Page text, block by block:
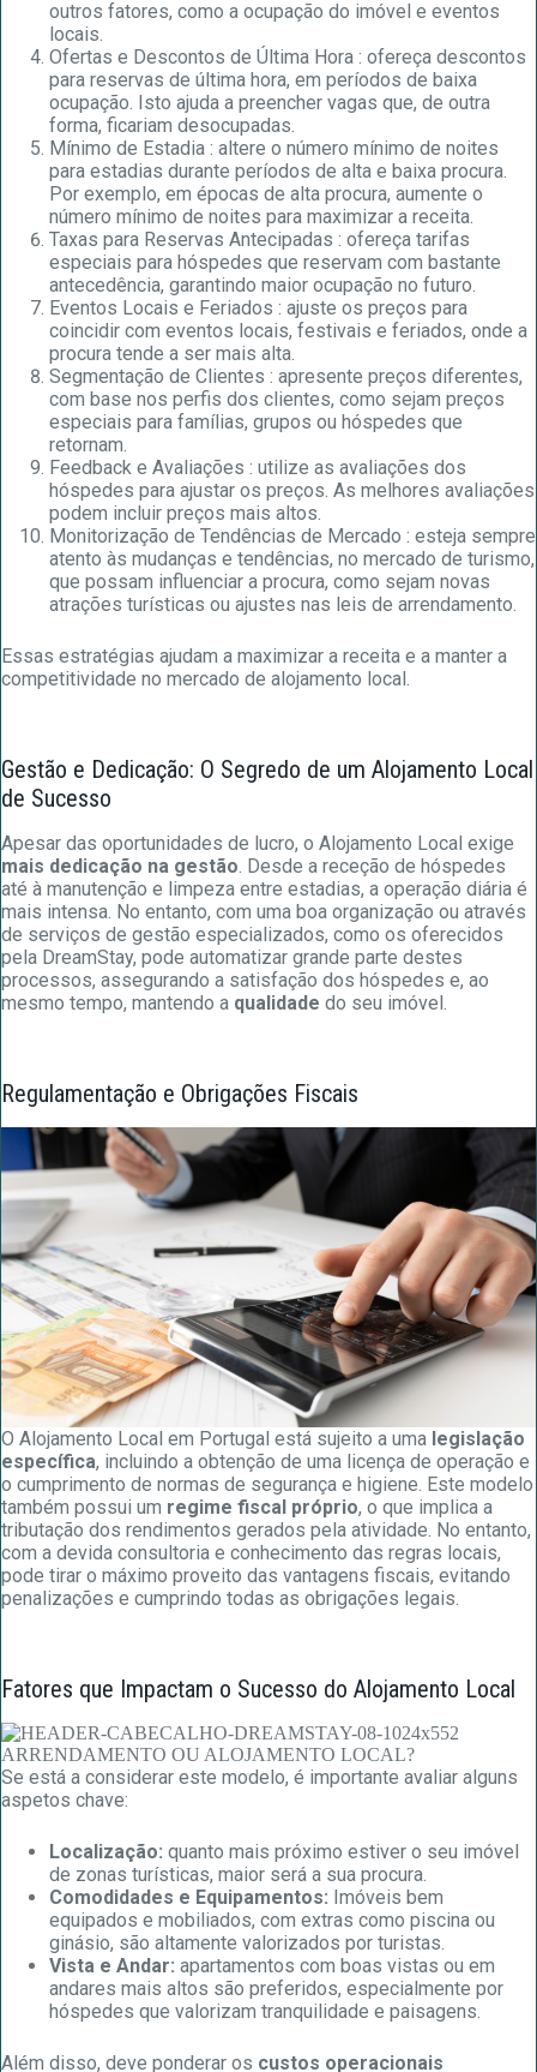
outros fatores, como a ocupação do imóvel e eventos
locais.
Ofertas e Descontos de Última Hora : ofereça descontos
para reservas de última hora, em períodos de baixa
ocupação. Isto ajuda a preencher vagas que, de outra
forma, ficariam desocupadas.
Mínimo de Estadia : altere o número mínimo de noites
para estadias durante períodos de alta e baixa procura.
Por exemplo, em épocas de alta procura, aumente o
número mínimo de noites para maximizar a receita.
Taxas para Reservas Antecipadas : ofereça tarifas
especiais para hóspedes que reservam com bastante
antecedência, garantindo maior ocupação no futuro.
Eventos Locais e Feriados : ajuste os preços para
coincidir com eventos locais, festivais e feriados, onde a
procura tende a ser mais alta.
Segmentação de Clientes : apresente preços diferentes,
com base nos perfis dos clientes, como sejam preços
especiais para famílias, grupos ou hóspedes que
retornam.
Feedback e Avaliações : utilize as avaliações dos
hóspedes para ajustar os preços. As melhores avaliações
podem incluir preços mais altos.
Monitorização de Tendências de Mercado : esteja sempre
atento às mudanças e tendências, no mercado de turismo,
que possam influenciar a procura, como sejam novas
atrações turísticas ou ajustes nas leis de arrendamento.
Essas estratégias ajudam a maximizar a receita e a manter a
competitividade no mercado de alojamento local.
Gestão e Dedicação: O Segredo de um Alojamento Local
de Sucesso
Apesar das oportunidades de lucro, o Alojamento Local exige
mais dedicação na gestão . Desde a receção de hóspedes
até à manutenção e limpeza entre estadias, a operação diária é
mais intensa. No entanto, com uma boa organização ou através
de serviços de gestão especializados, como os oferecidos
pela DreamStay, pode automatizar grande parte destes
processos, assegurando a satisfação dos hóspedes e, ao
mesmo tempo, mantendo a qualidade do seu imóvel.
Regulamentação e Obrigações Fiscais
O Alojamento Local em Portugal está sujeito a uma legislação
específica, incluindo a obtenção de uma licença de operação e
o cumprimento de normas de segurança e higiene. Este modelo
também possui um regime fiscal próprio, o que implica a
tributação dos rendimentos gerados pela atividade. No entanto,
com a devida consultoria e conhecimento das regras locais,
pode tirar o máximo proveito das vantagens fiscais, evitando
penalizações e cumprindo todas as obrigações legais.
Fatores que Impactam o Sucesso do Alojamento Local
Se está a considerar este modelo, é importante avaliar alguns
aspetos chave:
Localização: quanto mais próximo estiver o seu imóvel
de zonas turísticas, maior será a sua procura.
Comodidades e Equipamentos: Imóveis bem
equipados e mobiliados, com extras como piscina ou
ginásio, são altamente valorizados por turistas.
Vista e Andar: apartamentos com boas vistas ou em
andares mais altos são preferidos, especialmente por
hóspedes que valorizam tranquilidade e paisagens.
Além disso, deve ponderar os custos operacionais